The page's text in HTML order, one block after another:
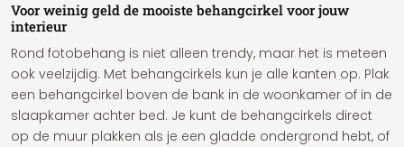
Voor weinig geld de mooiste behangcirkel voor jouw
interieur
Rond fotobehang is niet alleen trendy, maar het is meteen
ook veelzijdig. Met behangcirkels kun je alle kanten op. Plak
een behangcirkel boven de bank in de woonkamer of in de
slaapkamer achter bed. Je kunt de behangcirkels direct
op de muur plakken als je een gladde ondergrond hebt, of